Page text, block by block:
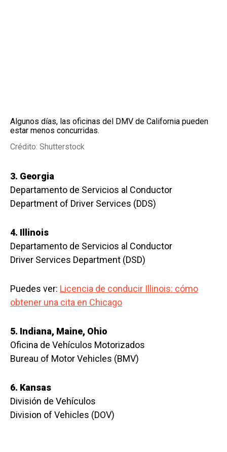
Algunos días, las oficinas del DMV de California pueden
estar menos concurridas.
Crédito: Shutterstock
3. Georgia
Departamento de Servicios al Conductor
Department of Driver Services (DDS)
4. Illinois
Departamento de Servicios al Conductor
Driver Services Department (DSD)
Puedes ver: Licencia de conducir Illinois: cómo
obtener una cita en Chicago
5. Indiana, Maine, Ohio
Oficina de Vehículos Motorizados
Bureau of Motor Vehicles (BMV)
6. Kansas
División de Vehículos
Division of Vehicles (DOV)